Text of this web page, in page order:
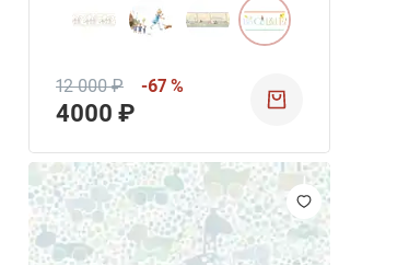
12 000 ₽ -67 %
4000 ₽